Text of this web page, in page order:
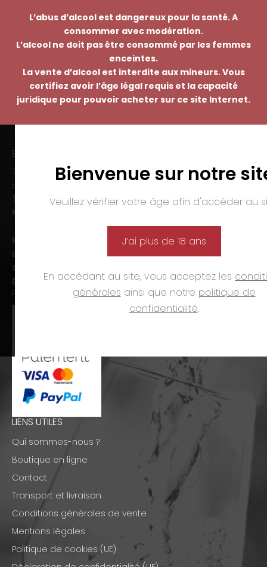
L’abus d’alcool est dangereux pour la santé. A
consommer avec modération.
L’alcool ne doit pas être consommé par les femmes
enceintes.
La vente d’alcool est interdite aux mineurs. Vous
certifiez avoir l’âge légal requis et la capacité
juridique pour pouvoir acheter sur ce site Internet.
Bienvenue sur notre
Veuillez vérifier votre âge afin d'accéder au
J’ai plus de 18 ans
En accédant au site, vous acceptez les
générales ainsi que notre politique de
confidentialité.
EMMANUEL NASTI
7 avenue Pierre Pflimlin – ZAC Espale
Tél. :
03 89 46 50 35
Mail :
Horaires d’ouverture :
Lun-ven. :
09h00-12h00 et 14h00-19h00
Sam. :
Dim. et jours fériés :fermé
PAIEMENTS
LIENS UTILES
Qui sommes-nous ?
Boutique en ligne
Contact
Transport et livraison
Conditions générales de vente
Mentions légales
Politique de cookies (UE)